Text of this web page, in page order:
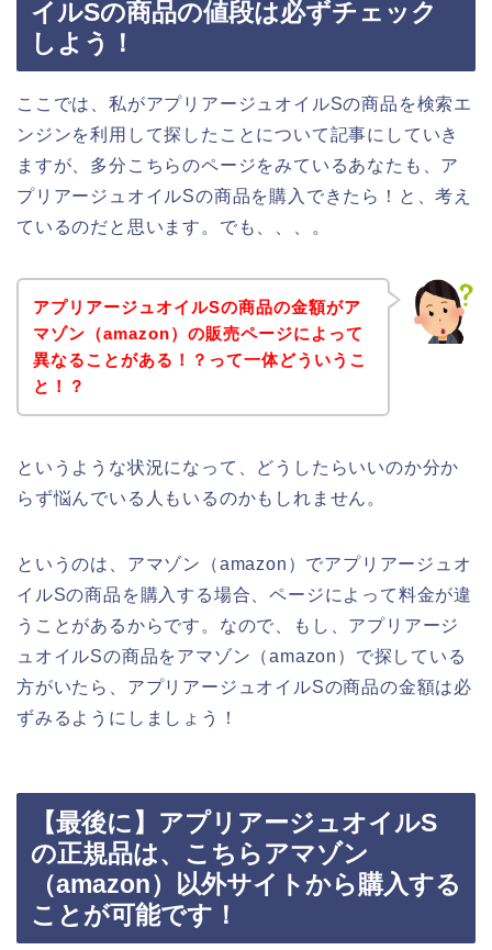
イルSの商品の値段は必ずチェック
しよう！
ここでは、私がアプリアージュオイルSの商品を検索エ
ンジンを利用して探したことについて記事にしていき
ますが、多分こちらのページをみているあなたも、ア
プリアージュオイルSの商品を購入できたら！と、考え
ているのだと思います。でも、、、。
アプリアージュオイルSの商品の金額がア
マゾン（amazon）の販売ページによって
異なることがある！？って一体どういうこ
と！？
というような状況になって、どうしたらいいのか分か
らず悩んでいる人もいるのかもしれません。
というのは、アマゾン（amazon）でアプリアージュオ
イルSの商品を購入する場合、ページによって料金が違
うことがあるからです。なので、もし、アプリアージ
ュオイルSの商品をアマゾン（amazon）で探している
方がいたら、アプリアージュオイルSの商品の金額は必
ずみるようにしましょう！
【最後に】アプリアージュオイルS
の正規品は、こちらアマゾン
（amazon）以外サイトから購入する
ことが可能です！